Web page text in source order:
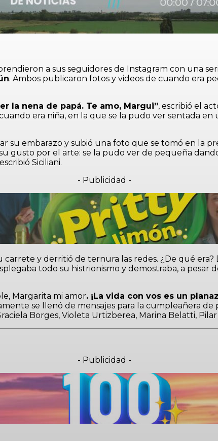
a sus seguidores de Instagram con una
. Ambos publicaron fotos y videos de cuando era
la nena de papá. Te amo, Margui”, escribió el
era niña, en la que se la pudo ver sentada en
su embarazo y subió una foto que se tomó en la
por el arte: se la pudo ver de pequeña
Siciliani.
- Publicidad -
y derritió de ternura las redes. ¿De qué
todo su histrionismo y demostraba, a
Margarita mi amor. ¡La vida con vos es un
se llenó de mensajes para la cumpleañera
Borges, Violeta Urtizberea, Marina Belatti,
- Publicidad -